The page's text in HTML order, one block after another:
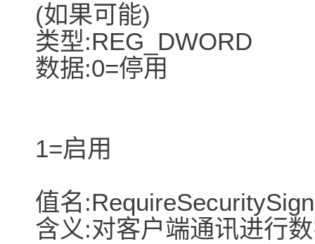
(如果可能)
类型:REG_DWORD
数据:0=停用
1=启用
值名
含义:对客户端通讯进行